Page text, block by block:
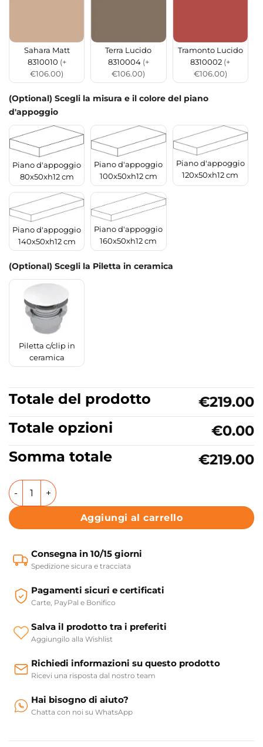
Sahara Matt
8310010 (+
€106.00)
Terra Lucido
8310004 (+
€106.00)
Tramonto Lucido
8310002 (+
€106.00)
(Optional) Scegli la misura e il colore del piano
d'appoggio
Piano d'appoggio
80x50xh12 cm
Piano d'appoggio
100x50xh12 cm
Piano d'appoggio
120x50xh12 cm
Piano d'appoggio
140x50xh12 cm
Piano d'appoggio
160x50xh12 cm
(Optional) Scegli la Piletta in ceramica
Piletta c/clip in
ceramica
Totale del prodotto
€219.00
Totale opzioni
€0.00
Somma totale
€219.00
Lavabo incasso in ceramica Collezione DP 70 AXA
Aggiungi al carrello
Consegna in 10/15 giorni
Spedizione sicura e tracciata
Pagamenti sicuri e certificati
Carte, PayPal e Bonifico
Salva il prodotto tra i preferiti
Aggiungilo alla Wishlist
Richiedi informazioni su questo prodotto
Ricevi una risposta dal nostro team
Hai bisogno di aiuto?
Chatta con noi su WhatsApp